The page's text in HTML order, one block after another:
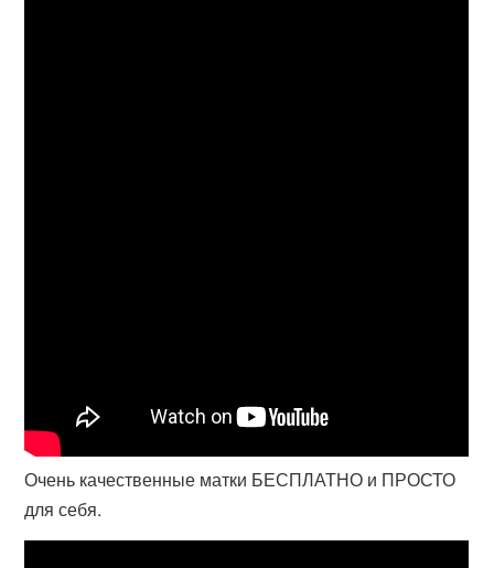
Очень качественные матки БЕСПЛАТНО и ПРОСТО
для себя.